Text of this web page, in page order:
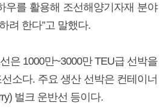
우를 활용해 조선해양기자재 분야
려 한다”고 말했다.
은 1000만~3000만 TEU급 선박을
소다. 주요 생산 선박은 컨테이너
벌크 운반선 등이다.